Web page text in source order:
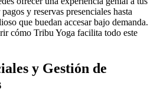
y reservas presenciales hasta
que buedan accesar bajo demanda.
cómo Tribu Yoga facilita todo este
y Gestión de